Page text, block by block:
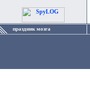
праздник мозга